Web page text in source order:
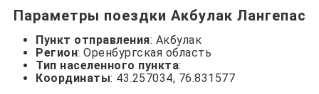
Параметры поездки Акбулак Лангепас
Пункт отправления: Акбулак
Регион: Оренбургская область
Тип населенного пункта:
Координаты: 43.257034, 76.831577